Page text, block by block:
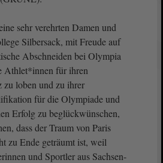
sehr verehrten Damen und
Silbersack, mit Freude auf
Abschneiden bei Olympia
Athlet*innen für ihren
zu loben und zu ihrer
für die Olympiade und
Erfolg zu beglückwünschen,
dass der Traum von Paris
zu Ende geträumt ist, weil
und Sportler aus Sachsen-